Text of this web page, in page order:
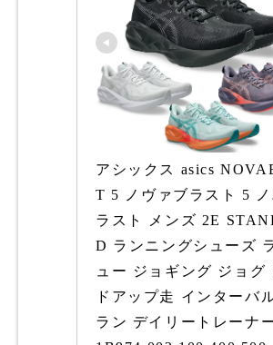
アシックス asics
T 5 ノヴァブラスト 5
ラスト メンズ 2E
D ランニングシューズ
ュー ジョギング ジョグ
ドアップ走 インターバ
ラン デイリートレーナ